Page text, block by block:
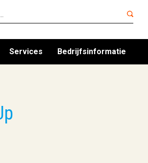
Services Bedrijfsinformatie